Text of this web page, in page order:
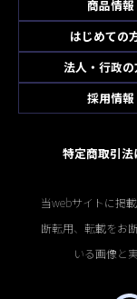
商品情報
はじめての
法人・行政
採用情報
特定商取引
当webサイトに掲
断転用、転載をお
いる画像と